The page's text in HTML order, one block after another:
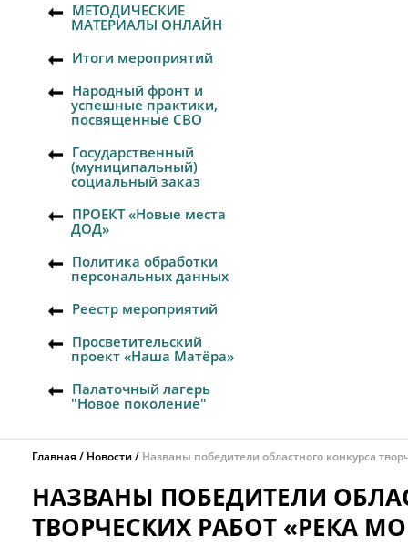
МЕТОДИЧЕСКИЕ
МАТЕРИАЛЫ ОНЛАЙН
Итоги мероприятий
Народный фронт и
успешные практики,
посвященные СВО
Государственный
(муниципальный)
социальный заказ
ПРОЕКТ «Новые места
ДОД»
Политика обработки
персональных данных
Реестр мероприятий
Просветительский
проект «Наша Матёра»
Палаточный лагерь
"Новое поколение"
Главная Новости Названы победители областного конкурса
НАЗВАНЫ ПОБЕДИТЕЛИ
ТВОРЧЕСКИХ РАБОТ «РЕКА